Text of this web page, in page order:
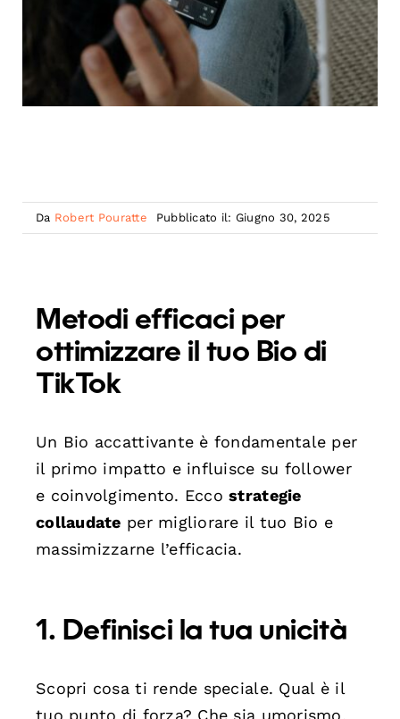
Da Robert Pouratte Pubblicato il: Giugno 30, 2025
Metodi efficaci per
ottimizzare il tuo Bio di
TikTok
Un Bio accattivante è fondamentale per
il primo impatto e influisce su follower
e coinvolgimento. Eccostrategie
collaudate per migliorare il tuo Bio e
massimizzarne l’efficacia.
1. Definisci la tua unicità
Scopri cosa ti rende speciale. Qual è il
tuo punto di forza? Che sia umorismo,